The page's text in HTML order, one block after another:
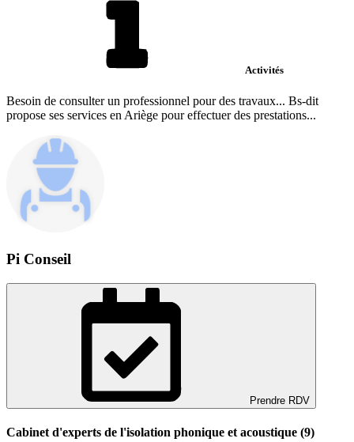
Activités
Besoin de consulter un professionnel pour des travaux... Bs-dit
propose ses services en Ariège pour effectuer des prestations...
Pi Conseil
Prendre RDV
Cabinet d'experts de l'isolation phonique et acoustique (9)